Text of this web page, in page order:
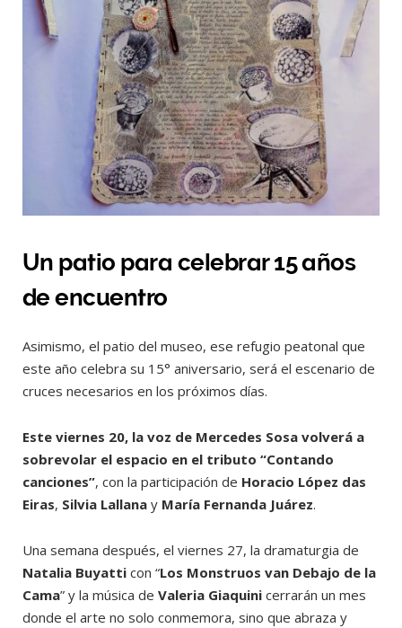
Un patio para celebrar 15 años
de encuentro
Asimismo, el patio del museo, ese refugio peatonal que
este año celebra su 15° aniversario, será el escenario de
cruces necesarios en los próximos días.
Este viernes 20, la voz de Mercedes Sosa volverá a
sobrevolar el espacio en el tributo “Contando
canciones”, con la participación de Horacio López das
Eiras, Silvia Lallana y María Fernanda Juárez.
Una semana después, el viernes 27, la dramaturgia de
Natalia Buyatti con “Los Monstruos van Debajo de la
Cama” y la música de Valeria Giaquini cerrarán un mes
donde el arte no solo conmemora, sino que abraza y